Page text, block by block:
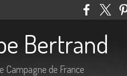
Bertrand
Campagne de France